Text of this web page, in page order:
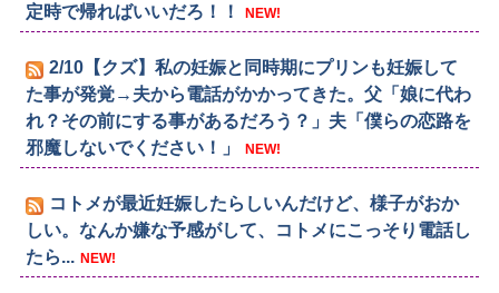
定時で帰ればいいだろ！！
NEW!
2/10【クズ】私の妊娠と同時期にプリンも妊娠して
た事が発覚→夫から電話がかかってきた。父「娘に代わ
れ？その前にする事があるだろう？」夫「僕らの恋路を
邪魔しないでください！」
NEW!
コトメが最近妊娠したらしいんだけど、様子がおか
しい。なんか嫌な予感がして、コトメにこっそり電話し
たら... NEW!